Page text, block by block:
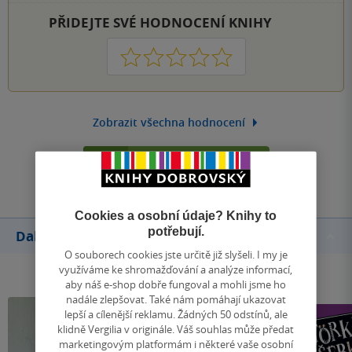
PŘIDEJTE SVÉ HODNOCENÍ KNIHY
1 2 3 4 5
Zobrazit všechna hodnocení
Přidat hodnocení
Další knihy autora
Cookies a osobní údaje? Knihy to
potřebují.
O souborech cookies jste určitě již slyšeli. I my je
využíváme ke shromažďování a analýze informací,
aby náš e-shop dobře fungoval a mohli jsme ho
nadále zlepšovat. Také nám pomáhají ukazovat
lepší a cílenější reklamu. Žádných 50 odstínů, ale
klidně Vergilia v originále. Váš souhlas může předat
marketingovým platformám i některé vaše osobní